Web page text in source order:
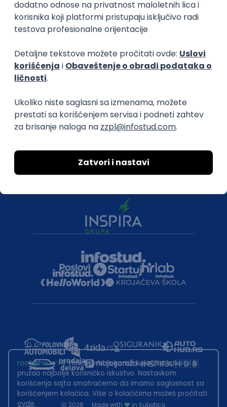
Za poslodavce
Uslovi korišćenja
Politika privatnosti
Kontakt
Druželjubivi smo!
2026 · Made with in Subotica.
root@hw.rs:~#Helloworld.rs koristi kolačiće kako bi ti
pružao najbolje korisničko iskustvo. Nastavkom
korišćenja sajta smatraćemo da imamo saglasnost sa
korišćenjem kolačića. Više o kolačićima možeš pročitati
ovde.